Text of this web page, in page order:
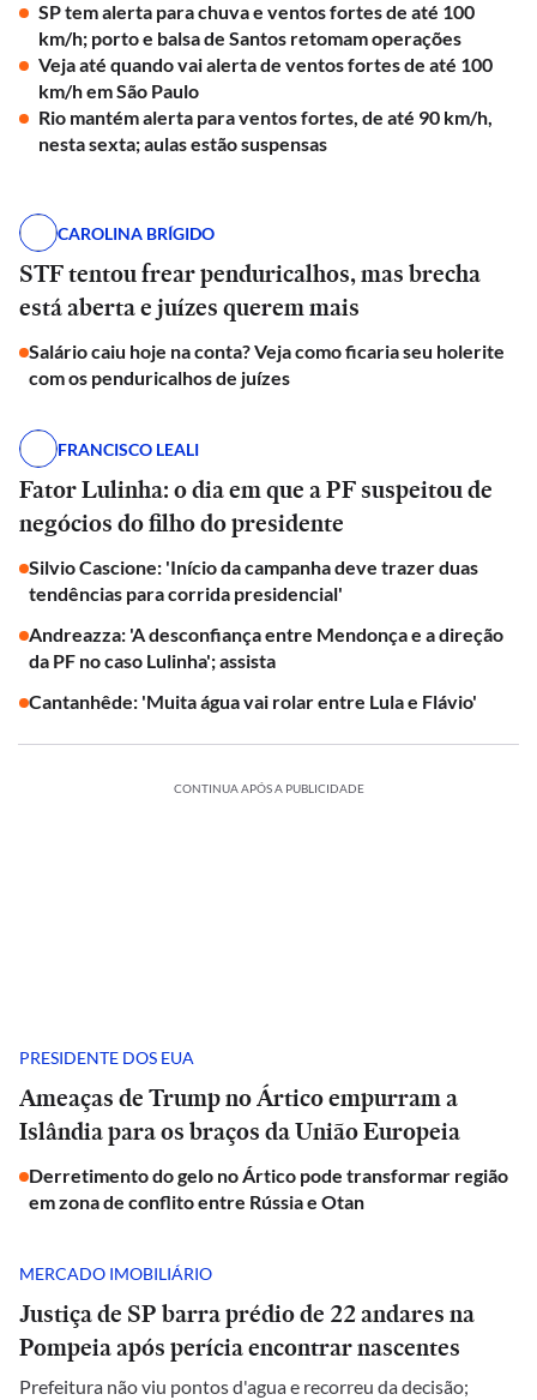
SP tem alerta para chuva e ventos fortes de até 100
km/h; porto e balsa de Santos retomam operações
Veja até quando vai alerta de ventos fortes de até 100
km/h em São Paulo
Rio mantém alerta para ventos fortes, de até 90 km/h,
nesta sexta; aulas estão suspensas
CAROLINA BRÍGIDO
STF tentou frear penduricalhos, mas brecha
está aberta e juízes querem mais
Salário caiu hoje na conta? Veja como ficaria seu holerite
com os penduricalhos de juízes
FRANCISCO LEALI
Fator Lulinha: o dia em que a PF suspeitou de
negócios do filho do presidente
Silvio Cascione: 'Início da campanha deve trazer duas
tendências para corrida presidencial'
Andreazza: 'A desconfiança entre Mendonça e a direção
da PF no caso Lulinha'; assista
Cantanhêde: 'Muita água vai rolar entre Lula e Flávio'
CONTINUA APÓS A PUBLICIDADE
PRESIDENTE DOS EUA
Ameaças de Trump no Ártico empurram a
Islândia para os braços da União Europeia
Derretimento do gelo no Ártico pode transformar região
em zona de conflito entre Rússia e Otan
MERCADO IMOBILIÁRIO
Justiça de SP barra prédio de 22 andares na
Pompeia após perícia encontrar nascentes
Prefeitura não viu pontos d'agua e recorreu da decisão;